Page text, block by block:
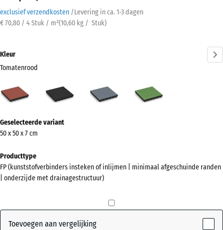
exclusief verzendkosten /Levering in ca. 1-3 dagen
€ 70,80 / 4 Stuk / m²(10,60 kg / Stuk)
Kleur
Tomatenrood
Tomatenrood
(active)
Grafietgrijs
informatie
over
kleuren?
Kleurenpalet
(active)
Geselecteerde variant
50 x 50 x 7 cm
Producttype
FP (kunststofverbinders insteken of inlijmen | minimaal afgeschuinde randen
| onderzijde met drainagestructuur)
Toevoegen aan vergelijking